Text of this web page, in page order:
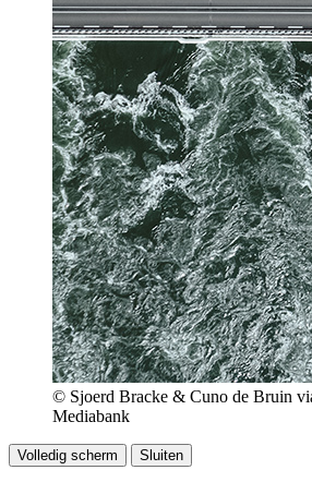
© Sjoerd Bracke & Cuno de Bruin
Mediabank
Volledig scherm Sluiten